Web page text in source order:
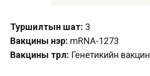
Туршилтын шат: 3
Вакцины нэр: mRNA-1273
Вакцины төрөл: Генетикийн вакцин